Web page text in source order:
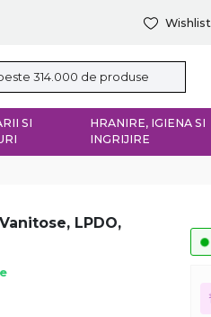
Wishlist
SI
HRANIRE, IGIENA SI
INGRIJIRE
LPDO,